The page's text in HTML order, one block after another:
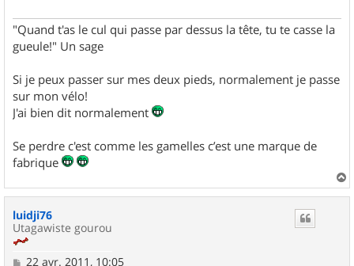
"Quand t'as le cul qui passe par dessus la tête, tu te casse la
gueule!" Un sage
Si je peux passer sur mes deux pieds, normalement je passe
sur mon vélo!
J'ai bien dit normalement
Se perdre c'est comme les gamelles c’est une marque de
fabrique
a
luidji76
Utagawiste gourou
M
22 avr. 2011, 10:05